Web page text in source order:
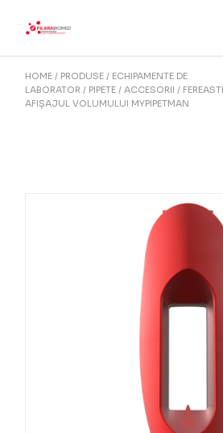
HOME PRODUSE
ECHIPAMENTE DE
LABORATOR
PIPETE ACCESORII
AFIȘAJUL VOLUMULUI MYPIPETMAN